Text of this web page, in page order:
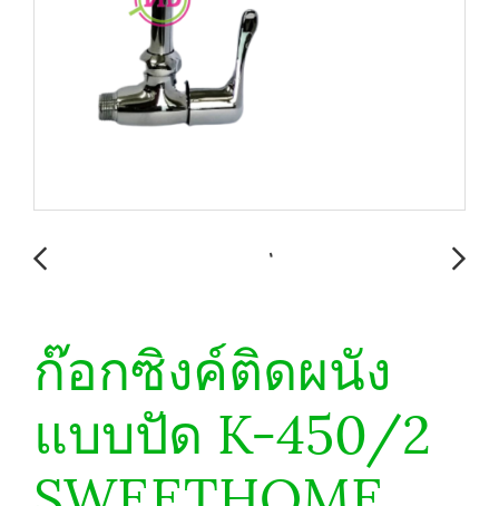
ก๊อกซิงค์ติดผนัง
แบบปัด K-450/2